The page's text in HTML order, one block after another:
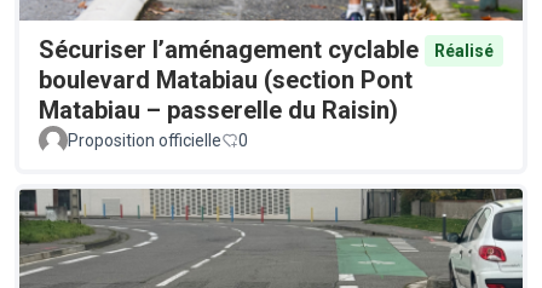
Sécuriser l’aménagement cyclable
boulevard Matabiau (section Pont
Matabiau – passerelle du Raisin)
Réalisé
Proposition officielle 0